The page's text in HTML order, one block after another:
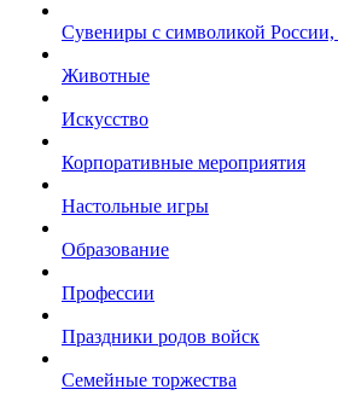
Сувениры с символикой России,
Животные
Искусство
Корпоративные мероприятия
Настольные игры
Образование
Профессии
Праздники родов войск
Семейные торжества